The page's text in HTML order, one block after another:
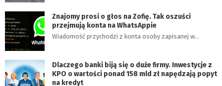
Znajomy prosi o głos na Zofię. Tak oszuści
przejmują konta na WhatsAppie
Wiadomość przychodzi z konta osoby zapisanej w…
Dlaczego banki biją się o duże firmy. Inwestycje z
KPO o wartości ponad 158 mld zł napędzają popyt
na kredyt